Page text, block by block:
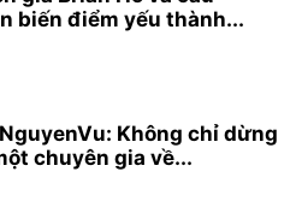
biến điểm yếu thành...
Không chỉ dừng
chuyên gia về...